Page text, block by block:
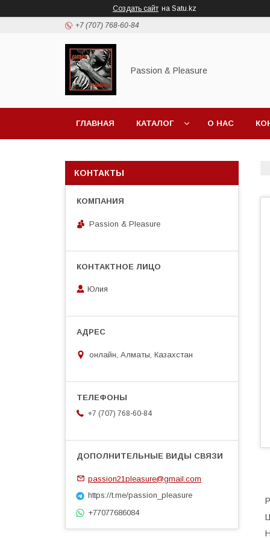
Создать сайт на Satu.kz
+7 (707) 768-60-84
Passion & Pleasure
ГЛАВНАЯ КАТАЛОГ О НАС
КОНТАКТЫ
Passion & Pleasure
Юлия
онлайн, Алматы, Казахстан
+7 (707) 768-60-84
passion21pleasure@gmail.com
https://t.me/passion_pleasure
+77077686084